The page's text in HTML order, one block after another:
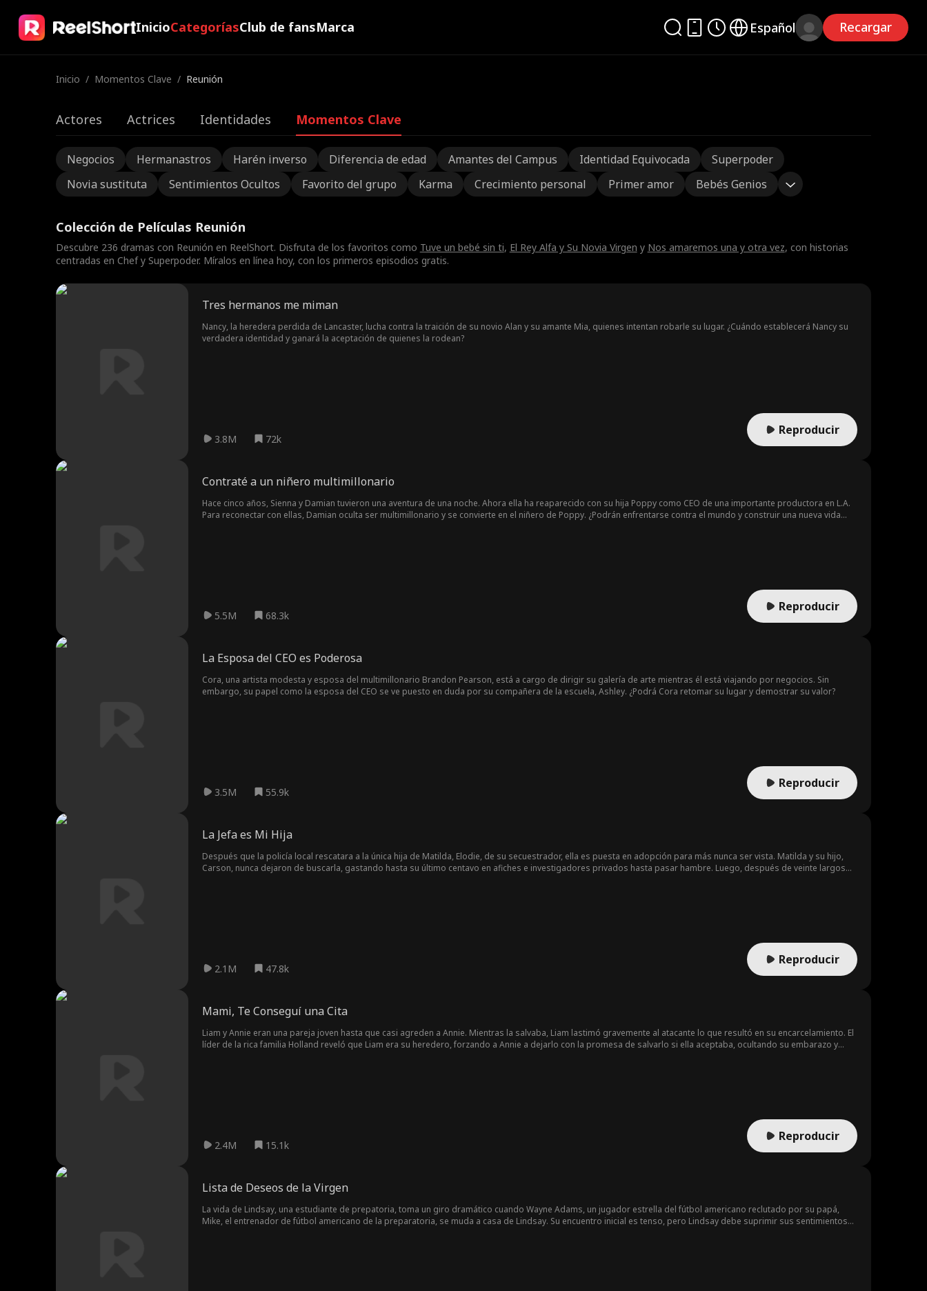
InicioCategoríasClub de fansMarca Español Recargar
Inicio / Momentos Clave / Reunión
Actores Actrices Identidades Momentos Clave
Negocios Hermanastros Harén inverso Diferencia de edad Amantes del Campus Identidad Equivocada
Superpoder
Novia sustituta
Sentimientos Ocultos Favorito del grupo Karma Crecimiento personal Primer amor Bebés Genios
Colección de Películas Reunión
Descubre 236 dramas con Reunión en ReelShort. Disfruta de los favoritos como Tuve un bebé sin ti, El Rey Alfa y Su Novia Virgen y Nos amaremos una y otra vez, con historias
centradas en Chef y Superpoder. Míralos en línea hoy, con los primeros episodios gratis.
Tres hermanos me miman
Nancy, la heredera perdida de Lancaster, lucha contra la traición de su novio Alan y su amante Mia, quienes intentan robarle su lugar. ¿Cuándo establecerá Nancy su
verdadera identidad y ganará la aceptación de quienes la rodean?
3.8M 72k
Reproducir
Contraté a un niñero multimillonario
Hace cinco años, Sienna y Damian tuvieron una aventura de una noche. Ahora ella ha reaparecido con su hija Poppy como CEO de una importante productora en L.A.
Para reconectar con ellas, Damian oculta ser multimillonario y se convierte en el niñero de Poppy. ¿Podrán enfrentarse contra el mundo y construir una nueva vida
5.5M 68.3k
Reproducir
La Esposa del CEO es Poderosa
Cora, una artista modesta y esposa del multimillonario Brandon Pearson, está a cargo de dirigir su galería de arte mientras él está viajando por negocios. Sin
embargo, su papel como la esposa del CEO se ve puesto en duda por su compañera de la escuela, Ashley. ¿Podrá Cora retomar su lugar y demostrar su valor?
3.5M 55.9k
Reproducir
La Jefa es Mi Hija
Después que la policía local rescatara a la única hija de Matilda, Elodie, de su secuestrador, ella es puesta en adopción para más nunca ser vista. Matilda y su hijo,
Carson, nunca dejaron de buscarla, gastando hasta su último centavo en afiches e investigadores privados hasta pasar hambre. Luego, después de veinte largos
2.1M 47.8k
Reproducir
Mami, Te Conseguí una Cita
Liam y Annie eran una pareja joven hasta que casi agreden a Annie. Mientras la salvaba, Liam lastimó gravemente al atacante lo que resultó en su encarcelamiento. El
líder de la rica familia Holland reveló que Liam era su heredero, forzando a Annie a dejarlo con la promesa de salvarlo si ella aceptaba, ocultando su embarazo y
2.4M 15.1k
Reproducir
Lista de Deseos de la Virgen
La vida de Lindsay, una estudiante de prepatoria, toma un giro dramático cuando Wayne Adams, un jugador estrella del fútbol americano reclutado por su papá,
Mike, el entrenador de fútbol americano de la preparatoria, se muda a casa de Lindsay. Su encuentro inicial es tenso, pero Lindsay debe suprimir sus sentimientos